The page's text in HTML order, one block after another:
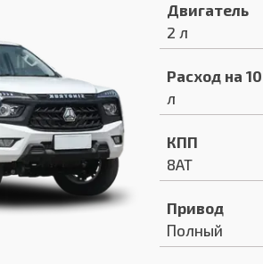
Двигатель
2 л
Расход на
л
КПП
8AT
Привод
Полный